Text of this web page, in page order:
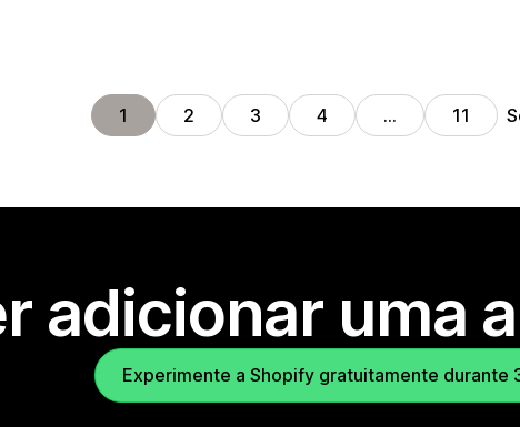
1 2 3 4 … 11
adicionar uma
Experimente a Shopify gratuitamente durante